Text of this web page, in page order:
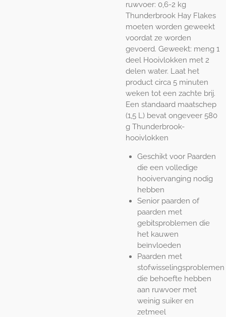
ruwvoer: 0,6-2 kg
Thunderbrook Hay Flakes
moeten worden geweekt
voordat ze worden
gevoerd. Geweekt: meng 1
deel Hooivlokken met 2
delen water. Laat het
product circa 5 minuten
weken tot een zachte brij.
Een standaard maatschep
(1,5 L) bevat ongeveer 580
g Thunderbrook-
hooivlokken
Geschikt voor Paarden
die een volledige
hooivervanging nodig
hebben
Senior paarden of
paarden met
gebitsproblemen die
het kauwen
beïnvloeden
Paarden met
stofwisselingsproblemen
die behoefte hebben
aan ruwvoer met
weinig suiker en
zetmeel